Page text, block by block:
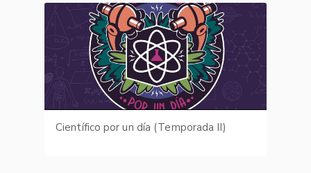
Científico por un día (Temporada II)